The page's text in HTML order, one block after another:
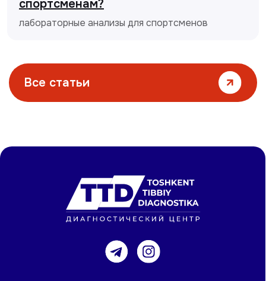
спортсменам?
лабораторные анализы для спортсменов